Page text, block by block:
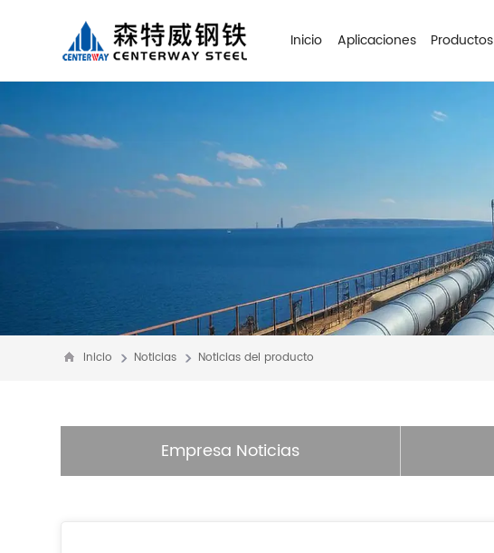
Inicio Aplicaciones Productos
Inicio Noticias Noticias del producto
Empresa Noticias